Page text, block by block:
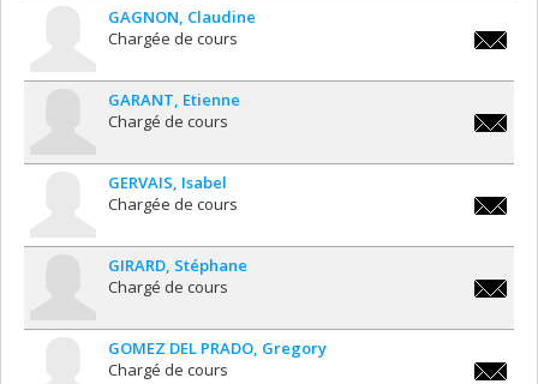
GAGNON Claudine
Chargée de cours
GARANT Etienne
Chargé de cours
GERVAIS Isabel
Chargée de cours
GIRARD Stéphane
Chargé de cours
GOMEZ DEL PRADO Gregory
Chargé de cours